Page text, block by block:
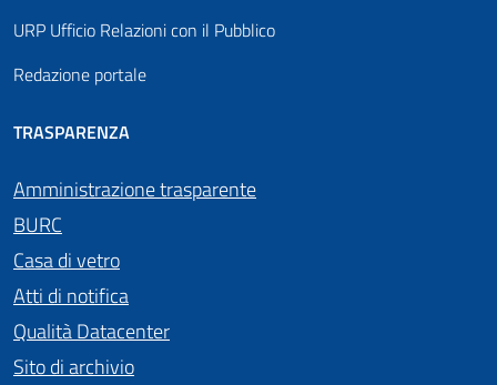
URP Ufficio Relazioni con il Pubblico
Redazione portale
TRASPARENZA
Amministrazione trasparente
BURC
Casa di vetro
Atti di notifica
Qualità Datacenter
Sito di archivio